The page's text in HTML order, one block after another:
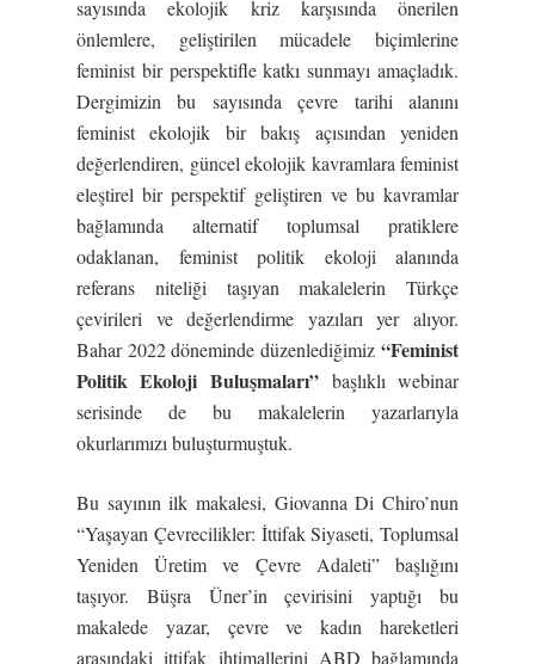
sayısında ekolojik kriz karşısında önerilen
önlemlere, geliştirilen mücadele biçimlerine
feminist bir perspektifle katkı sunmayı amaçladık.
Dergimizin bu sayısında çevre tarihi alanını
feminist ekolojik bir bakış açısından yeniden
değerlendiren, güncel ekolojik kavramlara feminist
eleştirel bir perspektif geliştiren ve bu kavramlar
bağlamında alternatif toplumsal pratiklere
odaklanan, feminist politik ekoloji alanında
referans niteliği taşıyan makalelerin Türkçe
çevirileri ve değerlendirme yazıları yer alıyor.
Bahar 2022 döneminde düzenlediğimiz“Feminist
Politik Ekoloji Buluşmaları” başlıklı webinar
serisinde de bu makalelerin yazarlarıyla
okurlarımızı buluşturmuştuk.
Bu sayının ilk makalesi, Giovanna Di Chiro’nun
“Yaşayan Çevrecilikler: İttifak Siyaseti, Toplumsal
Yeniden Üretim ve Çevre Adaleti” başlığını
taşıyor. Büşra Üner’in çevirisini yaptığı bu
makalede yazar, çevre ve kadın hareketleri
arasındaki ittifak ihtimallerini ABD bağlamında